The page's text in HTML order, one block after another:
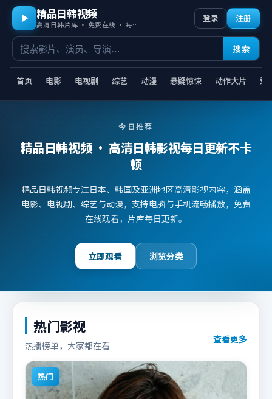
精品日韩视频
高清日韩片库 · 免费在线 · 每日更新
首页 电影 电视剧 综艺 动漫 悬疑惊悚 动作大片 爱
搜索
登录 注册
今日推荐
精品日韩视频· 高清日韩影视每日更新不卡
顿
精品日韩视频专注日本、韩国及亚洲地区高清影视内容，涵盖
电影、电视剧、综艺与动漫，支持电脑与手机流畅播放，免费
在线观看，片库每日更新。
立即观看 浏览分类
热门影视
热播榜单，大家都在看
查看更多
热门